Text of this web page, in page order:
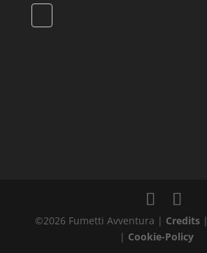
©2026 Fumetti Avventura | Credits|
| Cookie-Policy